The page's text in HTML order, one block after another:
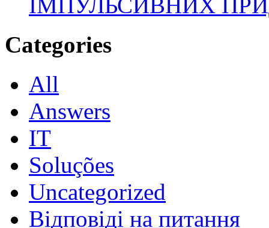
Categories
All
Answers
IT
Soluções
Uncategorized
Відповіді на питання